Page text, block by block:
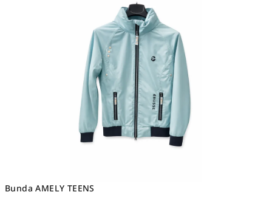
Bunda AMELY TEENS
hvězdiček.